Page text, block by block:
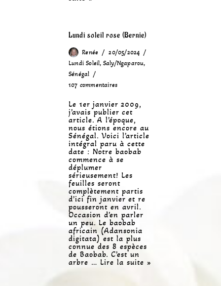
Lundi soleil rose (Bernie)
Renée
20/05/2024
Lundi Soleil, Saly/Ngaparou,
Sénégal
107 commentaires
Le 1er janvier 2009,
j’avais publier cet
article. A l’époque,
nous étions encore au
Sénégal. Voici l’article
intégral paru à cette
date : Notre baobab
commence à se
déplumer
sérieusement! Les
feuilles seront
complètement partis
d’ici fin janvier et re
pousseront en avril.
Occasion d’en parler
un peu. Le baobab
africain (Adansonia
digitata) est la plus
connue des 8 espèces
de Baobab. C’est un
arbre … Lire la suite »